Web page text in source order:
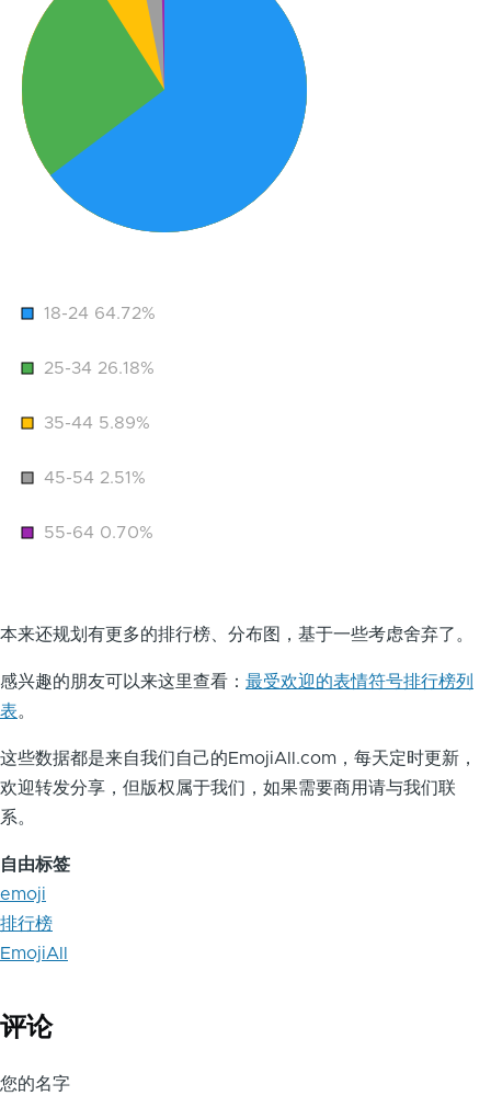
55-64 0.70%
45-54 2.51%
35-44 5.89%
25-34 26.18%
18-24 64.72%
本来还规划有更多的排行榜、分布图，基于一些考虑舍弃了。
感兴趣的朋友可以来这里查看： 最受欢迎的表情符号排行榜列
表。
这些数据都是来自我们自己的EmojiAll.com，每天定时更新，
欢迎转发分享，但版权属于我们，如果需要商用请与我们联
系。
自由标签
emoji
排行榜
EmojiAll
评论
您的名字